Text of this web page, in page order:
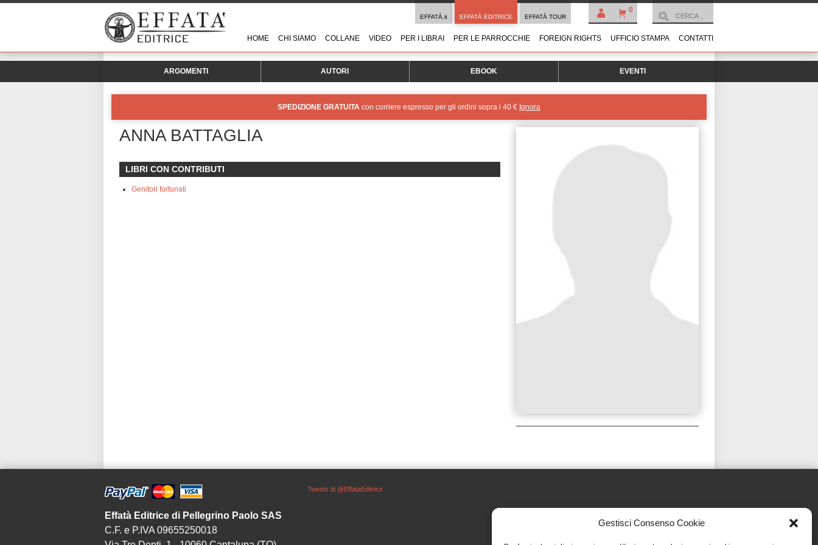
Gestisci Consenso Cookie
0
EFFATÀ.it EFFATÀ EDITRICE EFFATÀ TOUR
HOME CHI SIAMO COLLANE VIDEO PER I LIBRAI PER LE PARROCCHIE FOREIGN RIGHTS UFFICIO STAMPA CONTATTI
ARGOMENTI AUTORI EBOOK EVENTI
SPEDIZIONE GRATUITA con corriere espresso per gli ordini sopra i 40 € Ignora
ANNA BATTAGLIA
LIBRI CON CONTRIBUTI
Genitori fortunati
Effatà Editrice di Pellegrino Paolo SAS
C.F. e P.IVA 09655250018
Tweets di @EffataEditrice